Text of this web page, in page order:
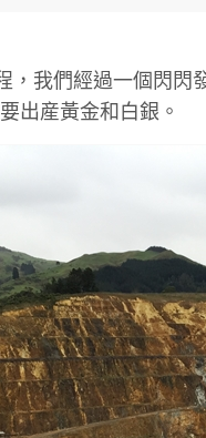
，我們經過一個閃
出産黃金和白銀。